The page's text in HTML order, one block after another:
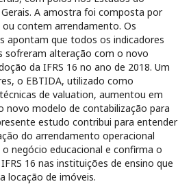
A amostra foi composta por
contem arrendamento. Os
apontam que todos os indicadores
sofreram alteração com o novo
da IFRS 16 no ano de 2018. Um
o EBTIDA, utilizado como
de valuation, aumentou em
novo modelo de contabilização para
estudo contribui para entender
do arrendamento operacional
negócio educacional e confirma o
16 nas instituições de ensino que
locação de imóveis.